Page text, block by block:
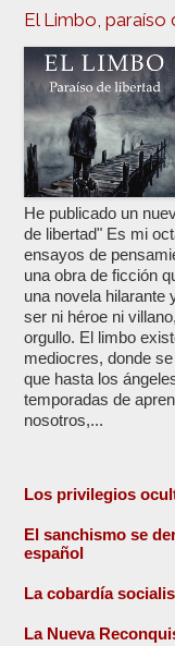
El Limbo, paraíso
He publicado un
de libertad" Es mi
ensayos de
una obra de ficción
una novela hilarante
ser ni héroe ni
orgullo. El limbo
mediocres, donde
que hasta los
temporadas de
nosotros,...
Los privilegios
El sanchismo se
español
La cobardía
La Nueva